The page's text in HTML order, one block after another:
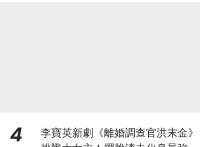
4
李寶英新劇《離婚調查官洪末金》